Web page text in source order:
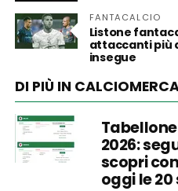
FANTACALCIO
Listone
attaccanti più
insegue
DI PIÙ IN
2026:
scopri
oggi le 20